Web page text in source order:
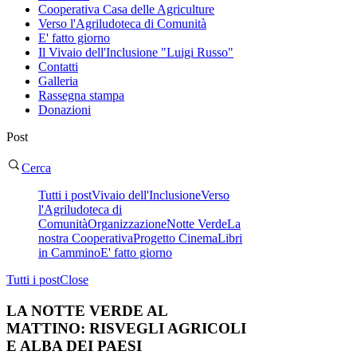
Cooperativa Casa delle Agriculture
Verso l'Agriludoteca di Comunità
E' fatto giorno
Il Vivaio dell'Inclusione "Luigi Russo"
Contatti
Galleria
Rassegna stampa
Donazioni
Post
Cerca
Tutti i postVivaio dell'InclusioneVerso
l'Agriludoteca di
ComunitàOrganizzazioneNotte VerdeLa
nostra CooperativaProgetto CinemaLibri
in CamminoE' fatto giorno
Tutti i postClose
LA NOTTE VERDE AL
MATTINO: RISVEGLI AGRICOLI
E ALBA DEI PAESI